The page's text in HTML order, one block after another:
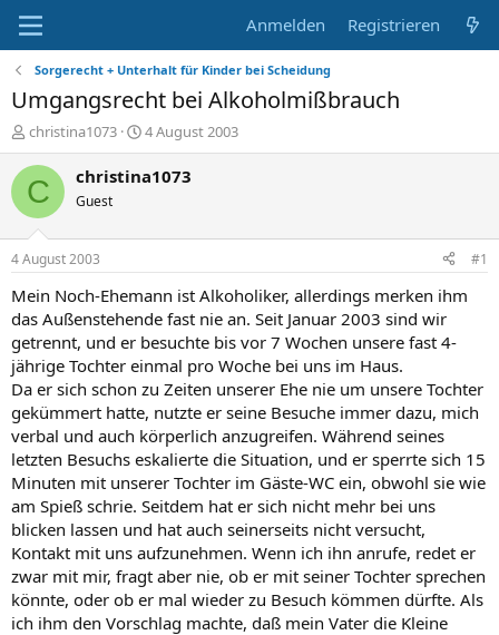
Anmelden Registrieren
Sorgerecht + Unterhalt für Kinder bei Scheidung
Umgangsrecht bei Alkoholmißbrauch
E
r
s
t
e
r
christina1073
E
r
s
t
a
m
4 August 2003
C christina1073
Guest
4 August 2003 #1
Mein Noch-Ehemann ist Alkoholiker, allerdings merken ihm
das Außenstehende fast nie an. Seit Januar 2003 sind wir
getrennt, und er besuchte bis vor 7 Wochen unsere fast 4-
jährige Tochter einmal pro Woche bei uns im Haus.
Da er sich schon zu Zeiten unserer Ehe nie um unsere Tochter
gekümmert hatte, nutzte er seine Besuche immer dazu, mich
verbal und auch körperlich anzugreifen. Während seines
letzten Besuchs eskalierte die Situation, und er sperrte sich 15
Minuten mit unserer Tochter im Gäste-WC ein, obwohl sie wie
am Spieß schrie. Seitdem hat er sich nicht mehr bei uns
blicken lassen und hat auch seinerseits nicht versucht,
Kontakt mit uns aufzunehmen. Wenn ich ihn anrufe, redet er
zwar mit mir, fragt aber nie, ob er mit seiner Tochter sprechen
könnte, oder ob er mal wieder zu Besuch kömmen dürfte. Als
ich ihm den Vorschlag machte, daß mein Vater die Kleine